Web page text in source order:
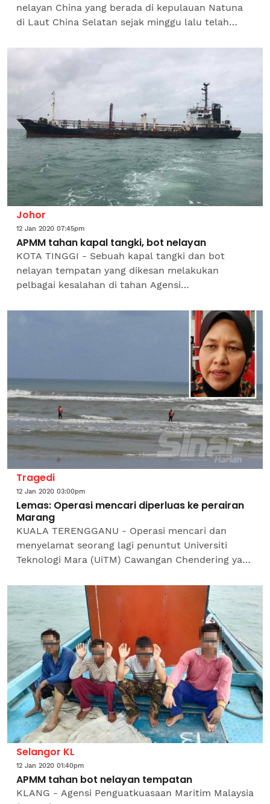
nelayan China yang berada di kepulauan Natuna
di Laut China Selatan sejak minggu lalu telah
apabila...
Johor
12 Jan 2020 07:45pm
APMM tahan kapal tangki, bot nelayan
KOTA TINGGI - Sebuah kapal tangki dan bot
nelayan tempatan yang dikesan melakukan
pelbagai kesalahan di tahan Agensi
Maritim Tanjung Sedili (ZMTS) di...
Tragedi
12 Jan 2020 03:00pm
Lemas: Operasi mencari diperluas ke perairan
Marang
KUALA TERENGGANU - Operasi mencari dan
menyelamat seorang lagi penuntut Universiti
Teknologi Mara (UiTM) Cawangan Chendering yang
di sini, petang...
Selangor KL
12 Jan 2020 01:40pm
APMM tahan bot nelayan tempatan
KLANG - Agensi Penguatkuasaan Maritim Malaysia